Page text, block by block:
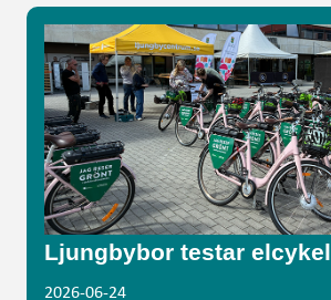
Ljungbybor testar elcykel
2026-06-24